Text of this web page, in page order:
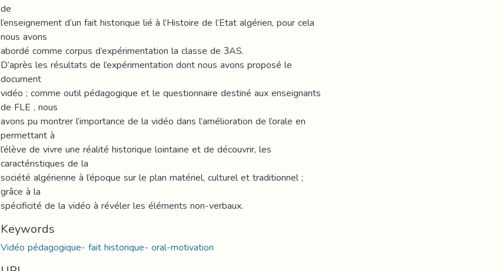
de
l’enseignement d’un fait historique lié à l’Histoire de l’Etat algérien, pour cela
nous avons
abordé comme corpus d’expérimentation la classe de 3AS.
D’après les résultats de l’expérimentation dont nous avons proposé le
document
vidéo ; comme outil pédagogique et le questionnaire destiné aux enseignants
de FLE , nous
avons pu montrer l’importance de la vidéo dans l’amélioration de l’orale en
permettant à
l’élève de vivre une réalité historique lointaine et de découvrir, les
caractéristiques de la
société algérienne à l’époque sur le plan matériel, culturel et traditionnel ;
grâce à la
spécificité de la vidéo à révéler les éléments non-verbaux.
Keywords
Vidéo pédagogique- fait historique- oral-motivation